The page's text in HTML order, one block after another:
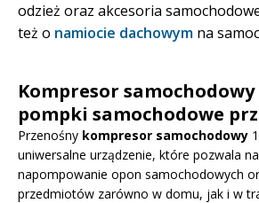
odzież oraz akcesoria
też o namiocie dachowym na
Kompresor samochodowy
pompki samochodowe
Przenośny kompresor samochodowy
uniwersalne urządzenie, które pozwala
napompowanie opon samochodowych
przedmiotów zarówno w domu, jak i w